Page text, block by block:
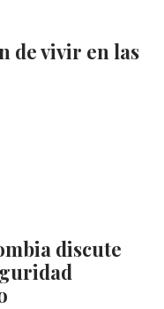
de vivir en las
discute